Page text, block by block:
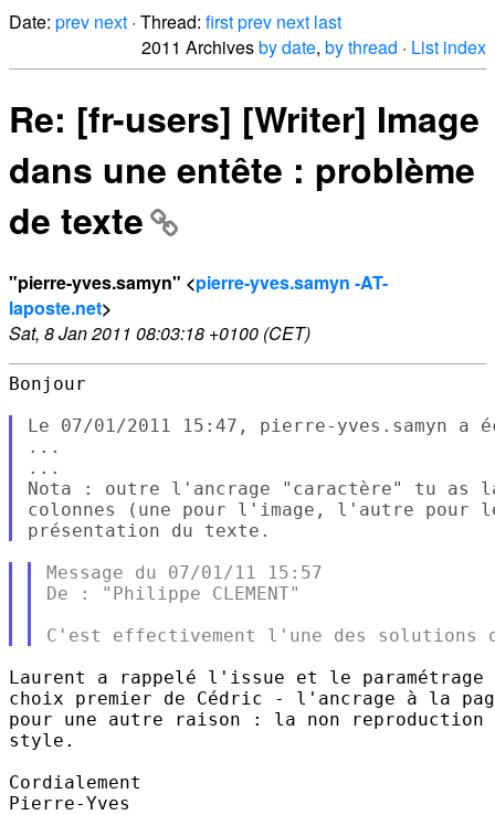
Date: prev next · Thread: firstprev next last
2011 Archivesby date, by thread · List index
Re: [fr-users] [Writer] Image
dans une entête : problème
de texte
"pierre-yves.samyn" <pierre-yves.samyn -AT-
laposte.net>
Sat, 8 Jan 2011 08:03:18 +0100 (CET)
Bonjour
Le 07/01/2011 15:47, pierre-yves.samyn
...
...
Nota : outre l'ancrage "caractère" tu as
colonnes (une pour l'image, l'autre pour
Message du 07/01/11 15:57
De : "Philippe CLEMENT"
Laurent a rappelé l'issue et le
choix premier de Cédric - l'ancrage à la
pour une autre raison : la non reproduction
style.
Cordialement
Pierre-Yves